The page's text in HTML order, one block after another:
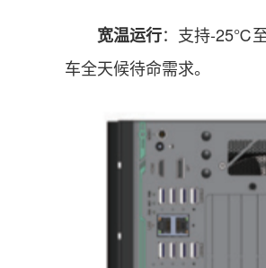
宽温运行：支持-25℃
车全天候待命需求。